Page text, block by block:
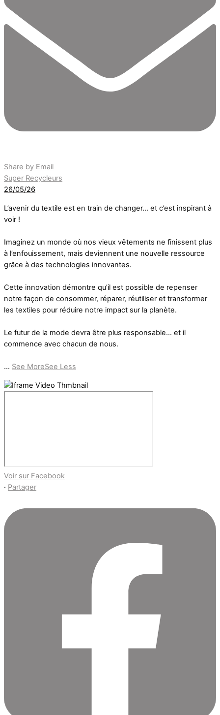
Share by Email
Super Recycleurs
26/05/26
L’avenir du textile est en train de changer… et c’est inspirant à
voir !
Imaginez un monde où nos vieux vêtements ne finissent plus
à l’enfouissement, mais deviennent une nouvelle ressource
grâce à des technologies innovantes.
Cette innovation démontre qu’il est possible de repenser
notre façon de consommer, réparer, réutiliser et transformer
les textiles pour réduire notre impact sur la planète.
Le futur de la mode devra être plus responsable… et il
commence avec chacun de nous.
... See MoreSee Less
Voir sur Facebook
· Partager